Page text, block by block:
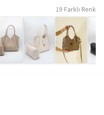
19 Farklı Renk